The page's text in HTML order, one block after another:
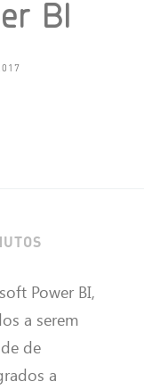
BI
Power BI,
a serem
de
a